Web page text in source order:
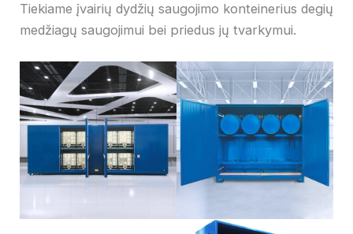
Tiekiame įvairių dydžių saugojimo konteinerius degių
medžiagų saugojimui bei priedus jų tvarkymui.